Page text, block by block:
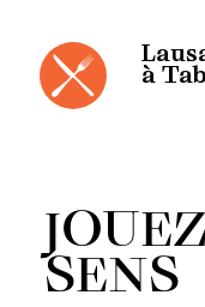
contenu
à
SENS